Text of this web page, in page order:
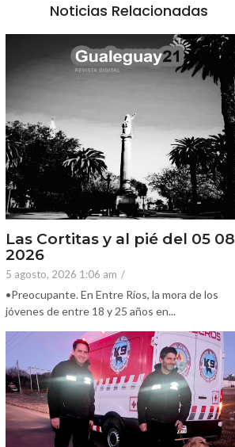
Noticias Relacionadas
Las Cortitas y al pié del 05 08
2026
5 agosto, 2026 1:06 am /
•Preocupante. En Entre Ríos, la mora de los
jóvenes de entre 18 y 25 años en...